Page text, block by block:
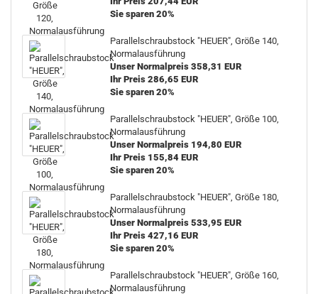
Sie sparen 20%
Parallelschraubstock "HEUER", Größe 140,
Normalausführung
Unser Normalpreis 358,31 EUR
Ihr Preis 286,65 EUR
Sie sparen 20%
Parallelschraubstock "HEUER", Größe 100,
Normalausführung
Unser Normalpreis 194,80 EUR
Ihr Preis 155,84 EUR
Sie sparen 20%
Parallelschraubstock "HEUER", Größe 180,
Normalausführung
Unser Normalpreis 533,95 EUR
Ihr Preis 427,16 EUR
Sie sparen 20%
Parallelschraubstock "HEUER", Größe 160,
Normalausführung